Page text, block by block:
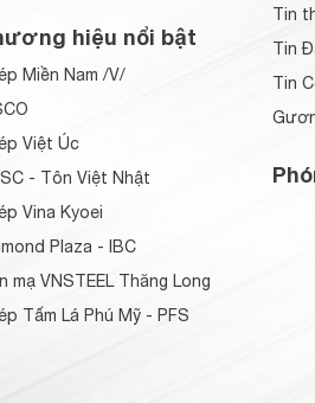
hiệu nổi bật
Miền Nam /V/
Việt Úc
- Tôn Việt Nhật
Vina Kyoei
Plaza - IBC
mạ VNSTEEL Thăng Long
Tấm Lá Phú Mỹ - PFS
Tin
Tin
Tin